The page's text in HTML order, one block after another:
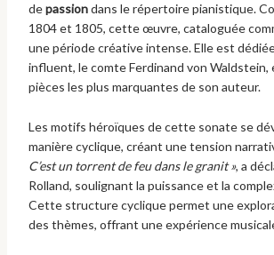
depassiondans le répertoire pianistique.
1804 et 1805, cette œuvre, cataloguée
une période créative intense. Elle est
influent, le comte Ferdinand von Waldstein,
pièces les plus marquantes de son auteur.
Les motifs héroïques de cette sonate se
manière cyclique, créant une tension
C’est un torrent de feu dans le granit », a
Rolland, soulignant la puissance et la
Cette structure cyclique permet une
des thèmes, offrant une expérience